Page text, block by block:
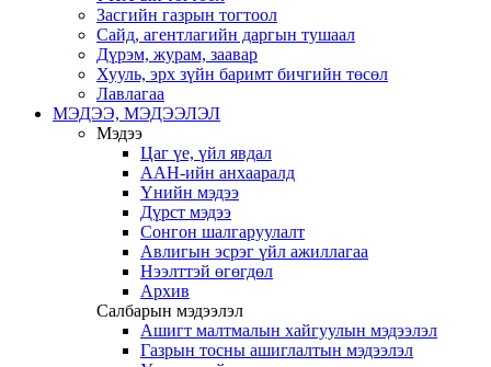
Засгийн газрын тогтоол
Сайд, агентлагийн даргын тушаал
Дүрэм, журам, заавар
Хууль, эрх зүйн баримт бичгийн төсөл
Лавлагаа
МЭДЭЭ, МЭДЭЭЛЭЛ
Мэдээ
Цаг үе, үйл явдал
ААН-ийн анхааралд
Үнийн мэдээ
Дүрст мэдээ
Сонгон шалгаруулалт
Авлигын эсрэг үйл ажиллагаа
Нээлттэй өгөгдөл
Архив
Салбарын мэдээлэл
Ашигт малтмалын хайгуулын мэдээлэл
Газрын тосны ашиглалтын мэдээлэл